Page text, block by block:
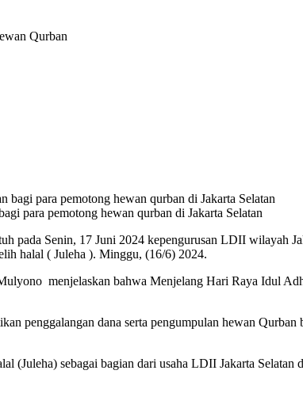
Qurban
para pemotong hewan qurban di Jakarta Selatan
pada Senin, 17 Juni 2024 kepengurusan LDII wilayah
halal ( Juleha ). Minggu, (16/6) 2024.
menjelaskan bahwa Menjelang Hari Raya Idul
penggalangan dana serta pengumpulan hewan
(Juleha) sebagai bagian dari usaha LDII Jakarta